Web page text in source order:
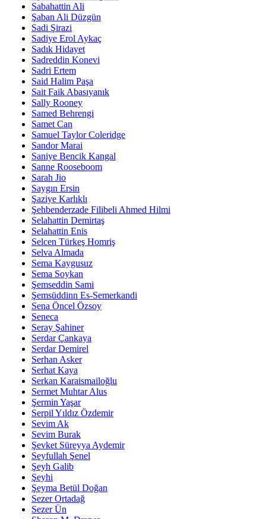
Sabahattin Ali
Şaban Ali Düzgün
Sadi Şirazi
Sadiye Erol Aykaç
Sadık Hidayet
Sadreddin Konevi
Sadri Ertem
Said Halim Paşa
Sait Faik Abasıyanık
Sally Rooney
Samed Behrengi
Samet Can
Samuel Taylor Coleridge
Sandor Marai
Saniye Bencik Kangal
Sanne Rooseboom
Sarah Jio
Saygın Ersin
Şaziye Karlıklı
Şehbenderzade Filibeli Ahmed Hilmi
Selahattin Demirtaş
Selahattin Enis
Selcen Türkeş Homriş
Selva Almada
Sema Kaygusuz
Sema Soykan
Şemseddin Sami
Şemsüddinn Es-Semerkandi
Sena Öncel Özsoy
Seneca
Seray Şahiner
Serdar Çankaya
Serdar Demirel
Serhan Asker
Serhat Kaya
Serkan Karaismailoğlu
Sermet Muhtar Alus
Şermin Yaşar
Serpil Yıldız Özdemir
Sevim Ak
Sevim Burak
Şevket Süreyya Aydemir
Seyfullah Şenel
Şeyh Galib
Şeyhi
Şeyma Betül Doğan
Sezer Ortadağ
Sezer Ün